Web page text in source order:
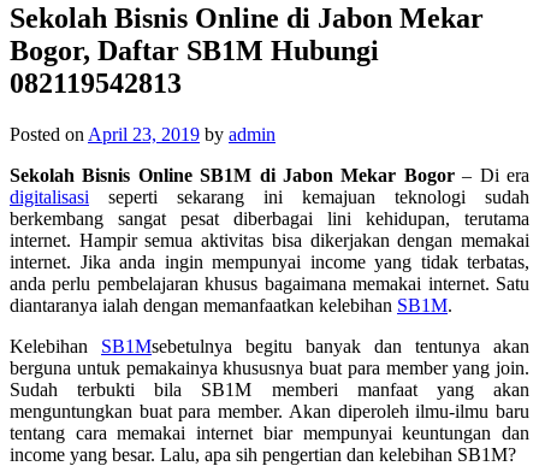
Sekolah Bisnis Online di Jabon Mekar
Bogor, Daftar SB1M Hubungi
082119542813
Posted on April 23, 2019 by admin
Sekolah Bisnis Online SB1M di Jabon Mekar Bogor– Di era
digitalisasi seperti sekarang ini kemajuan teknologi sudah
berkembang sangat pesat diberbagai lini kehidupan, terutama
internet. Hampir semua aktivitas bisa dikerjakan dengan memakai
internet. Jika anda ingin mempunyai income yang tidak terbatas,
anda perlu pembelajaran khusus bagaimana memakai internet. Satu
diantaranya ialah dengan memanfaatkan kelebihan SB1M.
Kelebihan SB1Msebetulnya begitu banyak dan tentunya akan
berguna untuk pemakainya khususnya buat para member yang join.
Sudah terbukti bila SB1M memberi manfaat yang akan
menguntungkan buat para member. Akan diperoleh ilmu-ilmu baru
tentang cara memakai internet biar mempunyai keuntungan dan
income yang besar. Lalu, apa sih pengertian dan kelebihan SB1M?